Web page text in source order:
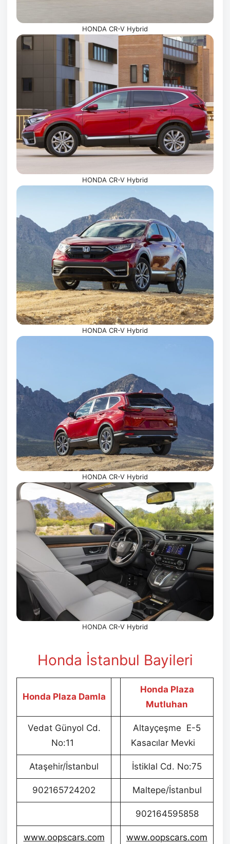
HONDA CR-V Hybrid
HONDA CR-V Hybrid
HONDA CR-V Hybrid
HONDA CR-V Hybrid
HONDA CR-V Hybrid
Honda İstanbul Bayileri
Honda Plaza Damla
Honda Plaza
Mutluhan
Vedat Günyol Cd.
No:11
Altayçeşme E-5
Kasacılar Mevki
Ataşehir/İstanbul İstiklal Cd. No:75
902165724202 Maltepe/İstanbul
902164595858
www.oopscars.com www.oopscars.com